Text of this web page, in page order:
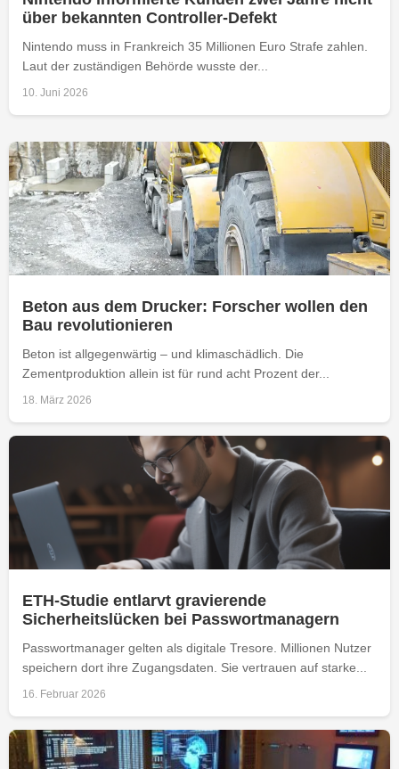
über bekannten Controller-Defekt
Nintendo muss in Frankreich 35 Millionen Euro Strafe zahlen.
Laut der zuständigen Behörde wusste der...
10. Juni 2026
Beton aus dem Drucker: Forscher wollen den
Bau revolutionieren
Beton ist allgegenwärtig – und klimaschädlich. Die
Zementproduktion allein ist für rund acht Prozent der...
18. März 2026
ETH-Studie entlarvt gravierende
Sicherheitslücken bei Passwortmanagern
Passwortmanager gelten als digitale Tresore. Millionen Nutzer
speichern dort ihre Zugangsdaten. Sie vertrauen auf starke...
16. Februar 2026